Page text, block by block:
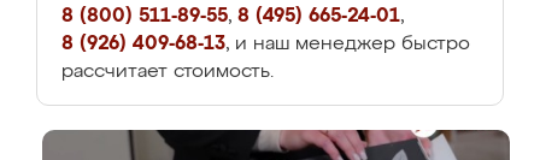
8 (800) 511-89-55, 8 (495) 665-24-01,
8 (926) 409-68-13, и наш менеджер быстро
рассчитает стоимость.